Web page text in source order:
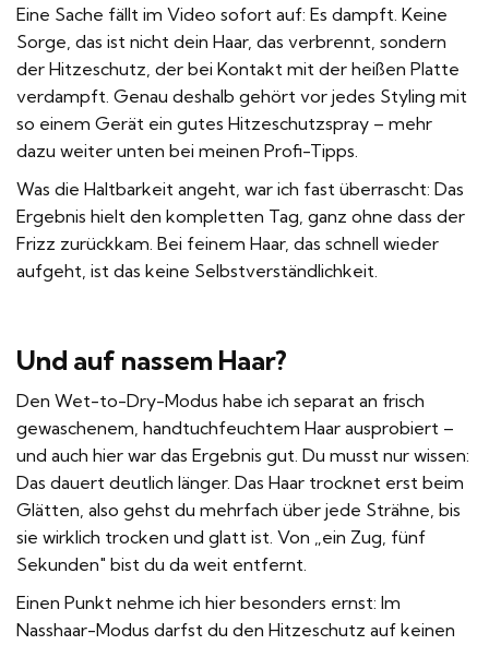
Eine Sache fällt im Video sofort auf: Es dampft. Keine
Sorge, das ist nicht dein Haar, das verbrennt, sondern
der Hitzeschutz, der bei Kontakt mit der heißen Platte
verdampft. Genau deshalb gehört vor jedes Styling mit
so einem Gerät ein gutes Hitzeschutzspray – mehr
dazu weiter unten bei meinen Profi-Tipps.
Was die Haltbarkeit angeht, war ich fast überrascht: Das
Ergebnis hielt den kompletten Tag, ganz ohne dass der
Frizz zurückkam. Bei feinem Haar, das schnell wieder
aufgeht, ist das keine Selbstverständlichkeit.
Und auf nassem Haar?
Den Wet-to-Dry-Modus habe ich separat an frisch
gewaschenem, handtuchfeuchtem Haar ausprobiert –
und auch hier war das Ergebnis gut. Du musst nur wissen:
Das dauert deutlich länger. Das Haar trocknet erst beim
Glätten, also gehst du mehrfach über jede Strähne, bis
sie wirklich trocken und glatt ist. Von „ein Zug, fünf
Sekunden" bist du da weit entfernt.
Einen Punkt nehme ich hier besonders ernst: Im
Nasshaar-Modus darfst du den Hitzeschutz auf keinen